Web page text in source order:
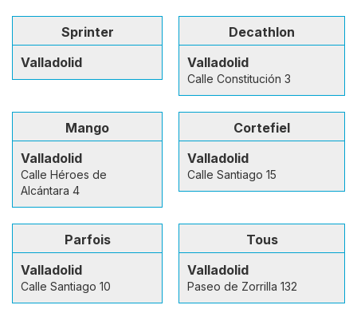
Sprinter
Valladolid
Decathlon
Valladolid
Calle Constitución 3
Mango
Valladolid
Calle Héroes de
Alcántara 4
Cortefiel
Valladolid
Calle Santiago 15
Parfois
Valladolid
Calle Santiago 10
Tous
Valladolid
Paseo de Zorrilla 132